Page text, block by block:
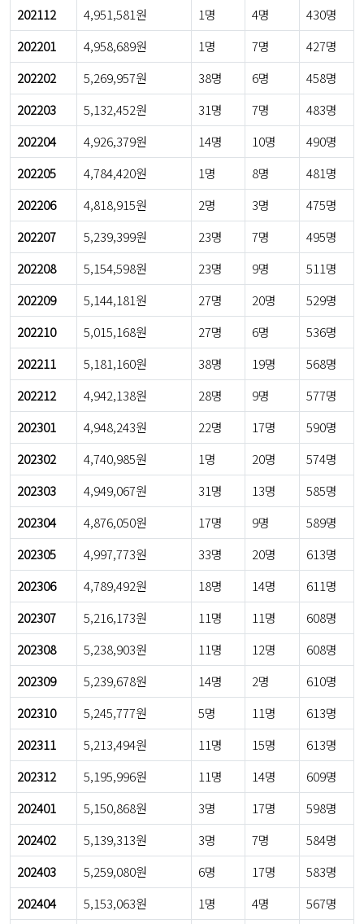
202112
4,951,581원 1명 4명
430명
202201
4,958,689원 1명 7명
427명
202202
5,269,957원 38명 6명
458명
202203
5,132,452원 31명 7명
483명
202204
4,926,379원 14명 10명
490명
202205
4,784,420원 1명 8명
481명
202206
4,818,915원 2명 3명
475명
202207
5,239,399원 23명 7명
495명
202208
5,154,598원 23명 9명
511명
202209
5,144,181원 27명 20명
529명
202210
5,015,168원 27명 6명
536명
202211
5,181,160원 38명 19명
568명
202212
4,942,138원 28명 9명
577명
202301
4,948,243원 22명 17명
590명
202302
4,740,985원 1명 20명
574명
202303
4,949,067원 31명 13명
585명
202304
4,876,050원 17명 9명
589명
202305
4,997,773원 33명 20명
613명
202306
4,789,492원 18명 14명
611명
202307
5,216,173원 11명 11명
608명
202308
5,238,903원 11명 12명
608명
202309
5,239,678원 14명 2명
610명
202310
5,245,777원 5명 11명
613명
202311
5,213,494원 11명 15명
613명
202312
5,195,996원 11명 14명
609명
202401
5,150,868원 3명 17명
598명
202402
5,139,313원 3명 7명
584명
202403
5,259,080원 6명 17명
583명
202404
5,153,063원 1명 4명 567명